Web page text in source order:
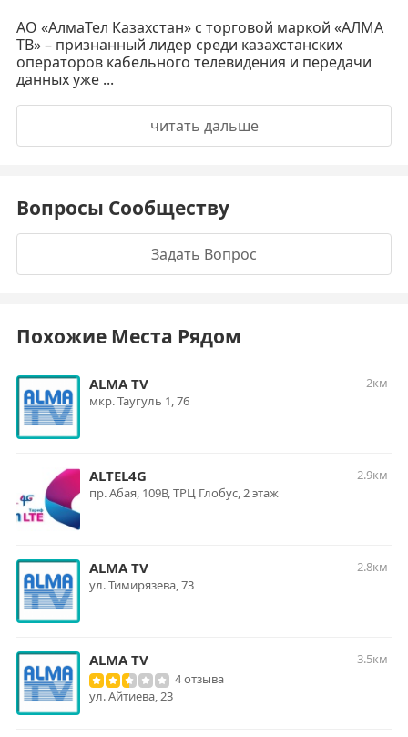
АО «АлмаТел Казахстан» с торговой маркой «АЛМА
ТВ» – признанный лидер среди казахстанских
операторов кабельного телевидения и передачи
данных уже ...
читать дальше
Вопросы Сообществу
Задать Вопрос
Похожие Места Рядом
ALMA TV
2км
мкр. Таугуль 1, 76
ALTEL4G
2.9км
пр. Абая, 109В, ТРЦ Глобус, 2 этаж
ALMA TV
2.8км
ул. Тимирязева, 73
ALMA TV
3.5км
4 отзыва
ул. Айтиева, 23